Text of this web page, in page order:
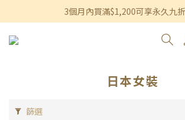
香港及澳門訂單滿$600即享免運
3個月內買滿$1,200可享永久九
香港及澳門訂單滿$600即享免運
日本女裝
篩選